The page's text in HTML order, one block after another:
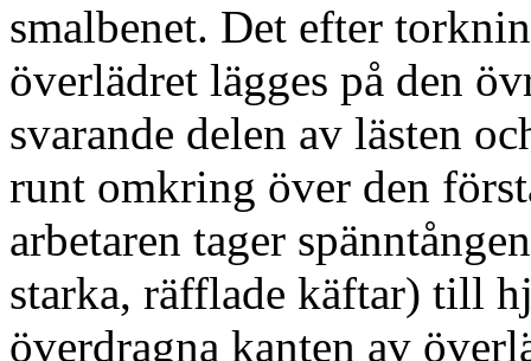
smalbenet. Det efter
överlädret lägges på den
svarande delen av lästen
runt omkring över den
arbetaren tager
starka, räfflade käftar) till
överdragna kanten av